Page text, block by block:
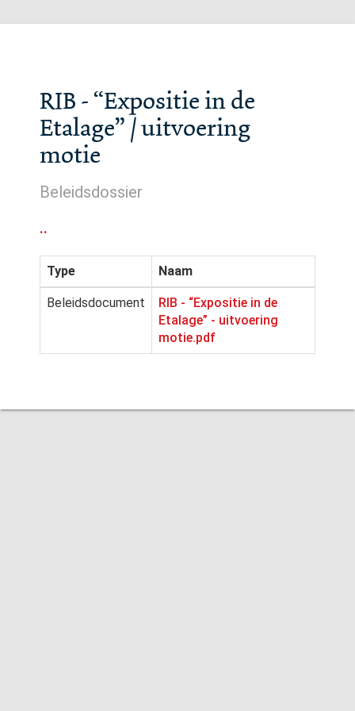
RIB - “Expositie in de
Etalage” / uitvoering
motie
Beleidsdossier
..
Type Naam
Beleidsdocument
RIB - “Expositie in de
Etalage” - uitvoering
motie.pdf